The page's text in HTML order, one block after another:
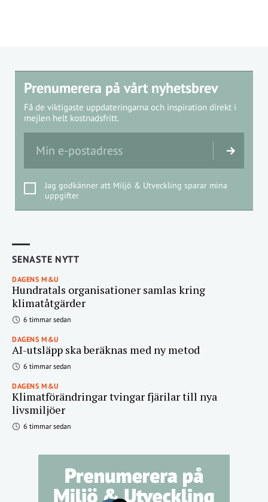
Prenumerera på vårt nyhetsbrev
Få de viktigaste uppdateringarna och inspiration direkt i
mejlen helt kostnadsfritt.
Jag godkänner att Miljö & Utveckling sparar mina
uppgifter
SENASTE NYTT
DAGENS M&U
Hundratals organisationer samlas kring
klimatåtgärder
6 timmar sedan
DAGENS M&U
AI-utsläpp ska beräknas med ny metod
6 timmar sedan
DAGENS M&U
Klimatförändringar tvingar fjärilar till nya
livsmiljöer
6 timmar sedan